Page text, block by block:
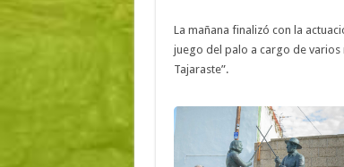
La mañana finalizó con la
juego del palo a cargo de varios
Tajaraste”.